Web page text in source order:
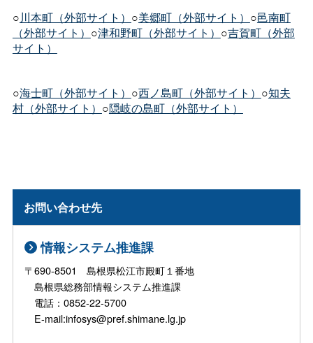
○川本町（外部サイト） ○美郷町（外部サイト） ○邑南町
（外部サイト） ○津和野町（外部サイト） ○吉賀町（外部
サイト）
○海士町（外部サイト） ○西ノ島町（外部サイト） ○知夫
村（外部サイト） ○隠岐の島町（外部サイト）
お問い合わせ先
情報システム推進課
〒690-8501 島根県松江市殿町１番地
島根県総務部情報システム推進課
電話：0852-22-5700
E-mail:infosys@pref.shimane.lg.jp